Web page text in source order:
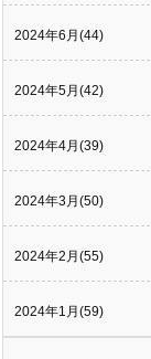
2024年6月(44)
2024年5月(42)
2024年4月(39)
2024年3月(50)
2024年2月(55)
2024年1月(59)